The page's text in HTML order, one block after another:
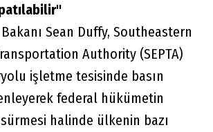
Sean Duffy, Southeastern
Authority (SEPTA)
işletme tesisinde basın
federal hükümetin
halinde ülkenin bazı